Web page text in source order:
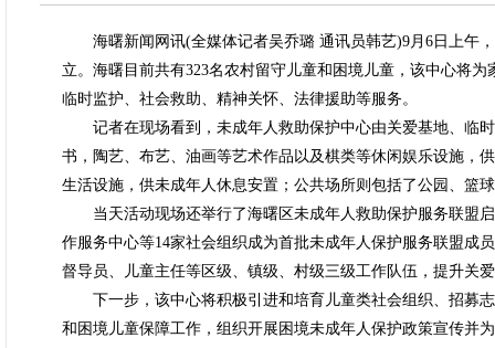
海曙新闻网讯(全媒体记者吴乔璐 通讯员韩艺)9月6日上午
立。海曙目前共有323名农村留守儿童和困境儿童，该中心将
临时监护、社会救助、精神关怀、法律援助等服务。
记者在现场看到，未成年人救助保护中心由关爱基地、临
书，陶艺、布艺、油画等艺术作品以及棋类等休闲娱乐设施，
生活设施，供未成年人休息安置；公共场所则包括了公园、篮
当天活动现场还举行了海曙区未成年人救助保护服务联盟
作服务中心等14家社会组织成为首批未成年人保护服务联盟成
督导员、儿童主任等区级、镇级、村级三级工作队伍，提升关
下一步，该中心将积极引进和培育儿童类社会组织、招募
和困境儿童保障工作，组织开展困境未成年人保护政策宣传并